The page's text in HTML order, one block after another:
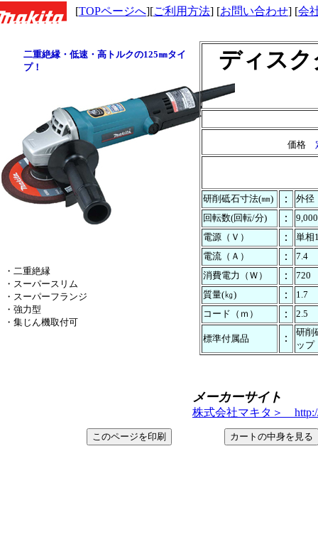
・二重絶縁
・スーパースリム
・スーパーフランジ
・強力型
・集じん機取付可
二重絶縁・低速・高トルクの125㎜タイ
プ！
メーカーサイト
株式会社マキタ＞
ディスク
価格
研削砥石寸法(㎜) ：
外
回転数(回転/分)
：
9,000
電源（Ｖ）
：
単相
電流（Ａ）
：
7.4
消費電力（Ｗ）
：
720
質量(㎏)
：
1.7
コード（ｍ）
： 2.5
標準付属品 ：
研削
ップ
[TOPページへ][ご利用方法] [お問い合わせ] [会